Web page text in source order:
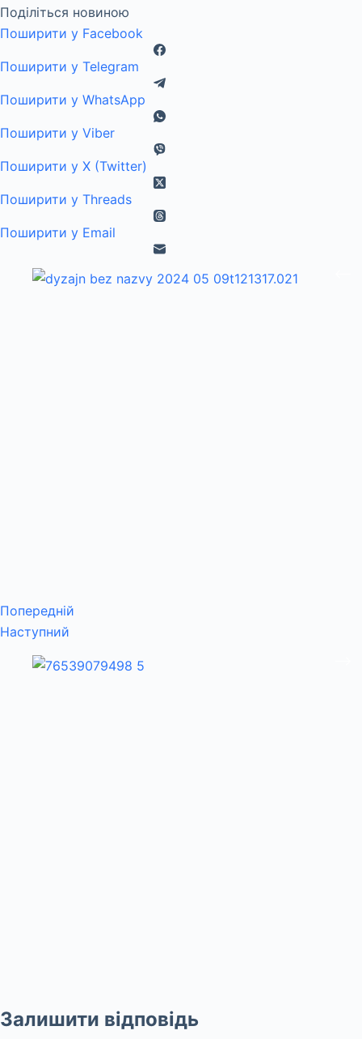
Поділіться новиною
Поширити у Facebook
Поширити у Telegram
Поширити у WhatsApp
Поширити у Viber
Поширити у X (Twitter)
Поширити у Threads
Поширити у Email
Попередній
Наступний
Залишити відповідь